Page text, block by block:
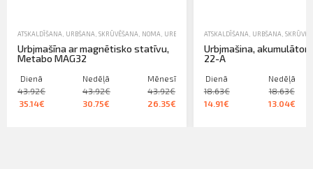
ATSKALDĪŠANA, URBŠANA, SKRŪVĒŠANA NOMA URBJMAŠĪNAS
Urbjmašīna ar magnētisko statīvu,
Metabo MAG32
Dienā
43.92€
35.14€
Nedēļā
43.92€
30.75€
Mēnesī
43.92€
26.35€
ATSKALDĪŠANA, URBŠANA,
Urbjmašina,
22-A
Dienā
18.63€
14.91€
Nedēļā
18.63€
13.04€